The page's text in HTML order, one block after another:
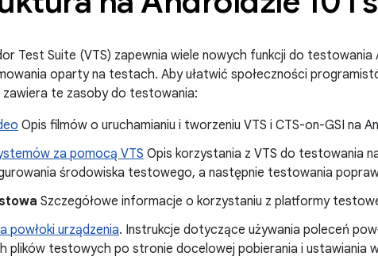
Test Suite (VTS) zapewnia wiele nowych funkcji do
oparty na testach. Aby ułatwić społeczności
te zasoby do testowania:
Opis filmów o uruchamianiu i tworzeniu VTS i CTS-on-GSI na
za pomocą VTS Opis korzystania z VTS do testowania
środowiska testowego, a następnie testowania
Szczegółowe informacje o korzystaniu z platformy
powłoki urządzenia. Instrukcje dotyczące używania poleceń
plików testowych po stronie docelowej pobierania i ustawiania